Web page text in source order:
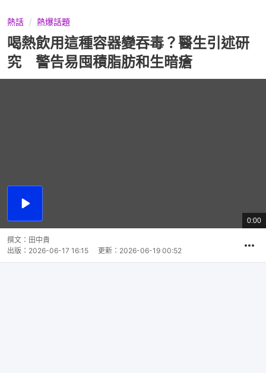
熱話 熱爆話題
喝熱飲用這種容器變吞毒？醫生引述研
究 警告易囤積脂肪和生暗瘡
播
總
共
0:00
撰文： 田中貴
出版： 2026-06-17 16:15 更新： 2026-06-19 00:52